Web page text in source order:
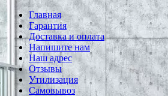
Главная
Гарантия
Доставка и оплата
Напишите нам
Наш адрес
Отзывы
Утилизация
Самовывоз